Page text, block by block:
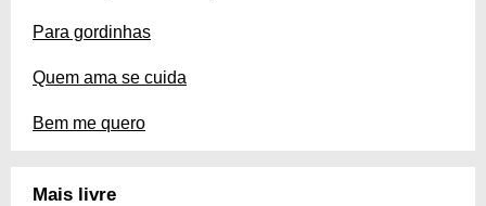
Para gordinhas
Quem ama se cuida
Bem me quero
Mais livre